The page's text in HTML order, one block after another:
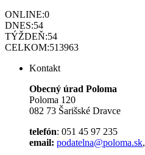
ONLINE:0
DNES:54
TÝŽDEŇ:54
CELKOM:513963
Kontakt
Obecný úrad Poloma
Poloma 120
082 73 Šarišské Dravce
telefón: 051 45 97 235
email: podatelna@poloma.sk,